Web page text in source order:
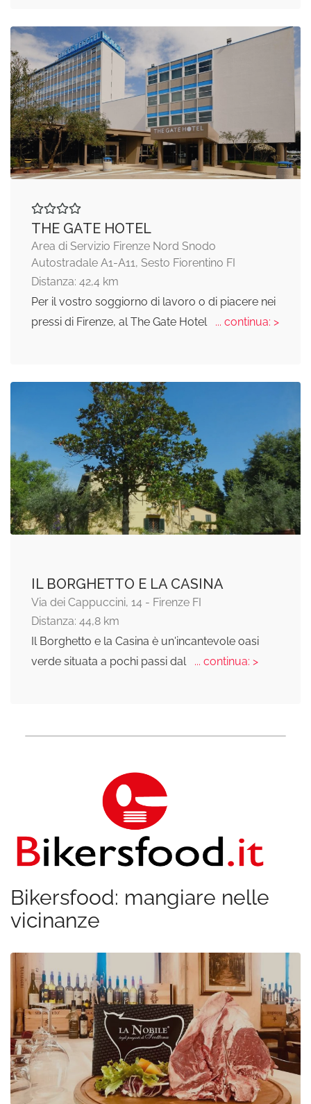
THE GATE HOTEL
Area di Servizio Firenze Nord Snodo
Autostradale A1-A11, Sesto Fiorentino FI
Distanza: 42,4 km
Per il vostro soggiorno di lavoro o di piacere nei
pressi di Firenze, al The Gate Hotel
... continua: >
IL BORGHETTO E LA CASINA
Via dei Cappuccini, 14 - Firenze FI
Distanza: 44,8 km
Il Borghetto e la Casina è un'incantevole oasi
verde situata a pochi passi dal
... continua: >
Bikersfood: mangiare nelle
vicinanze